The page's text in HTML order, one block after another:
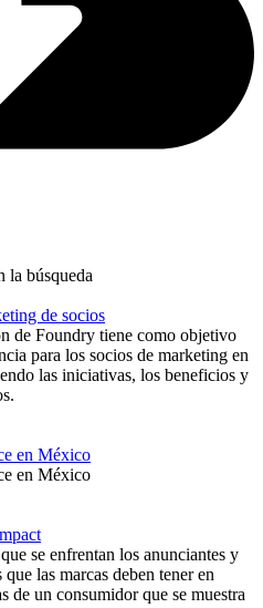
la búsqueda
de socios
de Foundry tiene como objetivo
para los socios de marketing en
las iniciativas, los beneficios y
en México
en México
se enfrentan los anunciantes y
las marcas deben tener en
de un consumidor que se muestra